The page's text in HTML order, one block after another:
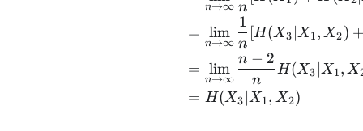
n→∞ n
=
n→∞
lim
n
1
[H(X3 X1, X2)
=
n→∞
lim
n
n − 2
H(X3 X1, X
= H(X3 X1, X2)